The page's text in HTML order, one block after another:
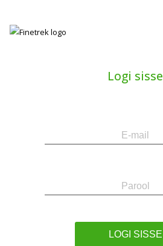
Usaldusväärne
tööstusautomaatika
Logi sisse
LOGI SISSE